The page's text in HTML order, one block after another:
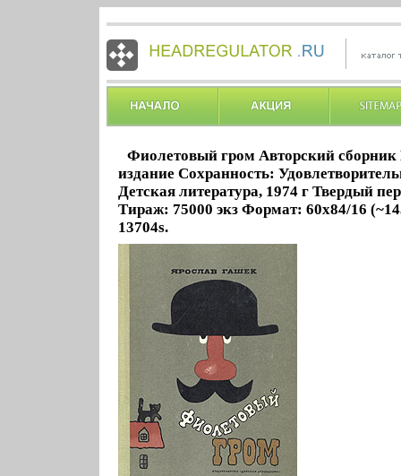
Фиолетовый гром Авторский сборник
издание Сохранность:
Детская литература, 1974 г Твердый
Тираж: 75000 экз Формат: 60x84/16
13704s.